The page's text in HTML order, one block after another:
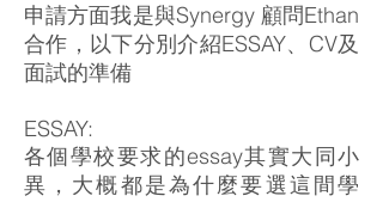
申請方面我是與Synergy 顧問Ethan
合作，以下分別介紹ESSAY、CV及
面試的準備
ESSAY:
各個學校要求的essay其實大同小
異，大概都是為什麼要選這間學